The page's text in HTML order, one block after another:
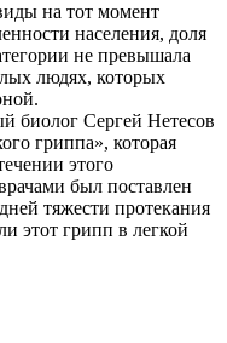
на тот момент
населения, доля
не превышала
людях, которых
биолог Сергей Нетесов
гриппа», которая
этого
был поставлен
тяжести протекания
этот грипп в легкой